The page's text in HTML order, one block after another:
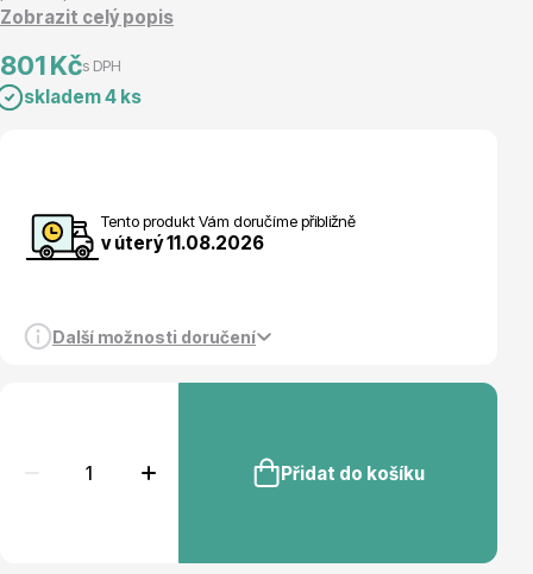
Zobrazit celý popis
801 Kčs DPH
skladem 4 ks
Tento produkt Vám doručíme přibližně
v úterý 11.08.2026
Další možnosti doručení
Přidat do košíku